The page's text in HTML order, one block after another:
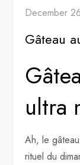
December
Gâteau
ultra
Ah, le
rituel du